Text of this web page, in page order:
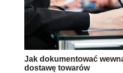
Jak dokumentować
dostawę towarów